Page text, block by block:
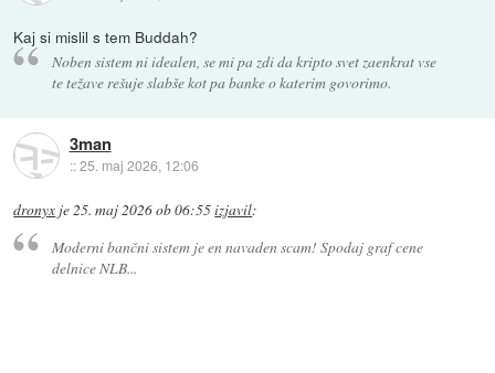
Kaj si mislil s tem Buddah?
Noben sistem ni idealen, se mi pa zdi da kripto svet zaenkrat vse
te težave rešuje slabše kot pa banke o katerim govorimo.
3man
::25. maj 2026, 12:06
dronyx je25. maj 2026 ob 06:55izjavil:
Moderni bančni sistem je en navaden scam! Spodaj graf cene
delnice NLB...